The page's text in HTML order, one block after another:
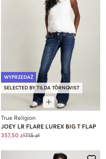
WYPRZEDAŻ
SELECTED BY TILDA TÖRNQVIST
True Religion
JOEY LR FLARE LUREX BIG T FLAP
357,50 zł715 zł